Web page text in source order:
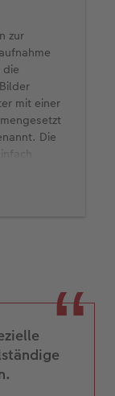
zur
die
mit einer
Die
am
mit
dass